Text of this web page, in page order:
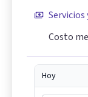
Servicios
Costo
Hoy